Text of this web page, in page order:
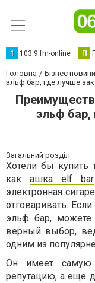
1 103.9 fm-online П
Головна Бізнес новини
эльф бар, где лучше
эльф бар,
Загальний розділ
Хотели бы купить
как ашка elf bar
электронная
отговаривать.
эльф бар,
верный выбор,
одним из
Он имеет самую
репутацию, а еще